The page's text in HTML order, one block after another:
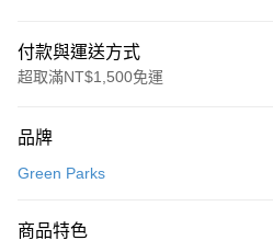
付款與運送方式
超取滿NT$1,500免運
信用卡一次付款
3 期 0 利率 每期
品牌
Green Parks
商品特色